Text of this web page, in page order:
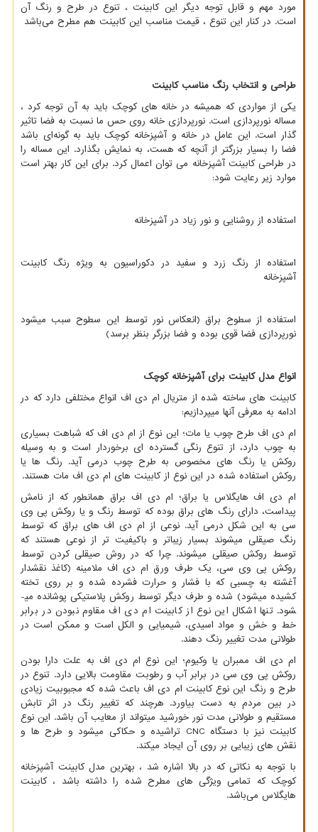
مورد مهم و قابل توجه دیگر این کابینت ، تنوع در طرح و رنگ آن
است. در کنار این تنوع ، قیمت مناسب این کابینت هم مطرح می‌باشد
طراحی و انتخاب رنگ مناسب کابینت
یکی از مواردی که همیشه در خانه های کوچک باید به آن توجه کرد ،
مساله نورپردازی است. نورپردازی خانه روی حس ما نسبت به فضا تاثیر
گذار است. این عامل در خانه و آشپزخانه کوچک باید به گونه‌ای باشد
فضا را بسیار بزرگتر از آنچه که هست، به نمایش بگذارد. این مساله را
در طراحی کابینت آشپزخانه می توان اعمال کرد. برای این کار بهتر است
موارد زیر رعایت شود:
استفاده از روشنایی و نور زیاد در آشپزخانه
استفاده از رنگ زرد و سفید در دکوراسیون به ویژه رنگ کابینت
آشپزخانه
استفاده از سطوح براق (انعکاس نور توسط این سطوح سبب میشود
نورپردازی فضا قوی بوده و فضا بزرگر بنظر برسد)
انواع مدل کابینت برای آشپزخانه کوچک
کابینت های ساخته شده از متریال ام دی اف انواع مختلفی دارد که در
ادامه به معرفی آنها میپردازیم:
ام دی اف طرح چوب یا مات؛ این نوع از ام دی اف که شباهت بسیاری
به چوب دارد، از تنوع رنگی گسترده ­ای برخوردار است و به وسیله
روکش یا رنگ­ های مخصوص به طرح چوب درمی­ آید. رنگ ­ها یا
روکش استفاده شده در این نوع از کابینت ­های ام دی اف مات هستند.
ام دی اف هایگلاس یا براق؛ ام دی اف براق همانطور که از نامش
پیداست، دارای رنگ ­های براق بوده که توسط رنگ و یا روکش پی وی
سی به این شکل درمی­ آید. نوعی از ام دی اف های براق که توسط
رنگ صیقلی می­شوند بسیار زیباتر و باکیفیت ­تر از نوعی هستند که
توسط روکش صیقلی می­شوند. چرا که در روش صیقلی کردن توسط
روکش پی وی سی، یک طرف ورق ام دی اف ملامینه (کاغذ نقش­دار
آغشته به چسبی که با فشار و حرارت فشرده شده و بر روی تخته
کشیده می­شود) شده و طرف دیگر توسط روکش پلاستیکی پوشانده می­
شود. تنها اشکال این نوع از کابینت ام دی اف مقاوم نبودن در برابر
خط و خش و مواد اسیدی، شیمیایی و الکل است و ممکن است در
طولانی مدت تغییر رنگ دهند.
ام دی اف ممبران یا وکیوم؛ این نوع ام دی اف به علت دارا بودن
روکش پی وی سی در برابر آب و رطوبت مقاومت بالایی دارد. تنوع در
طرح و رنگ این نوع کابینت ام دی اف باعث شده که مجبوبیت زیادی
در بین مردم به دست بیاورد. هرچند که تغییر رنگ در اثر تابش
مستقیم و طولانی مدت نور خورشید می­تواند از معایب آن باشد. این نوع
کابینت نیز با دستگاهCNC تراشیده و حکاکی می­شود و طرح­ ها و
نقش ­های زیبایی بر روی آن ایجاد می­کند.
با توجه به نکاتی که در بالا اشاره شد ، بهترین مدل کابینت آشپزخانه
کوچک که تمامی ویژگی های مطرح شده را داشته باشد ، کابینت
هایگلاس می‌باشد.